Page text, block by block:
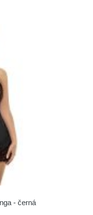
- černá